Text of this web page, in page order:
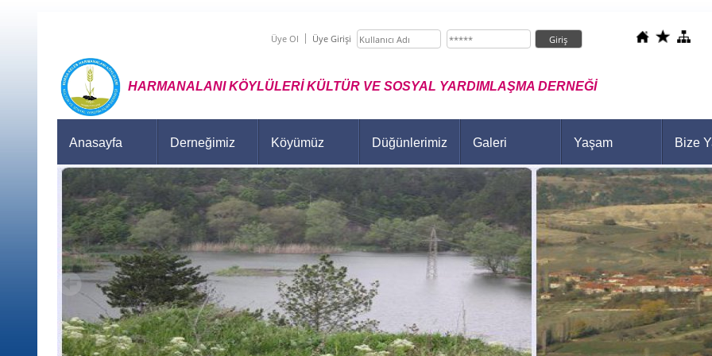
Üye Ol Üye Girişi
HARMANALANI KÖYLÜLERİ KÜLTÜR VE SOSYAL YARDIMLAŞMA DERNEĞİ
Anasayfa Derneğimiz Köyümüz Düğünlerimiz Galeri Yaşam Bize